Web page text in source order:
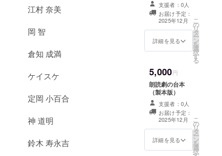
江村 奈美
岡 智
倉知 成満
ケイスケ
定岡 小百合
神 道明
鈴木 寿永吉
支援者：0人
お届け予定：
2025年12月
詳細を見る
こ
の
リ
タ
ー
ン
を
選
択
す
る
5,000円
朗読劇の台本
（製本版）
支援者：0人
お届け予定：
2025年12月
詳細を見る
こ
の
リ
タ
ー
ン
を
選
択